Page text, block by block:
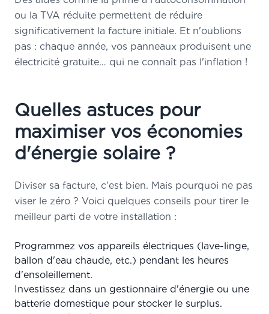
ou la TVA réduite permettent de réduire
significativement la facture initiale. Et n'oublions
pas : chaque année, vos panneaux produisent une
électricité gratuite… qui ne connaît pas l'inflation !
Quelles astuces pour
maximiser vos économies
d'énergie solaire ?
Diviser sa facture, c'est bien. Mais pourquoi ne pas
viser le zéro ? Voici quelques conseils pour tirer le
meilleur parti de votre installation :
Programmez vos appareils électriques (lave-linge,
ballon d'eau chaude, etc.) pendant les heures
d'ensoleillement.
Investissez dans un gestionnaire d'énergie ou une
batterie domestique pour stocker le surplus.